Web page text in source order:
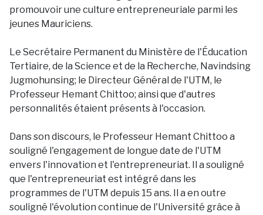
promouvoir une culture entrepreneuriale parmi les
jeunes Mauriciens.
Le Secrétaire Permanent du Ministère de l'Éducation
Tertiaire, de la Science et de la Recherche, Navindsing
Jugmohunsing; le Directeur Général de l'UTM, le
Professeur Hemant Chittoo; ainsi que d'autres
personnalités étaient présents à l'occasion.
Dans son discours, le Professeur Hemant Chittoo a
souligné l'engagement de longue date de l'UTM
envers l'innovation et l'entrepreneuriat. Il a souligné
que l'entrepreneuriat est intégré dans les
programmes de l'UTM depuis 15 ans. Il a en outre
souligné l'évolution continue de l'Université grâce à